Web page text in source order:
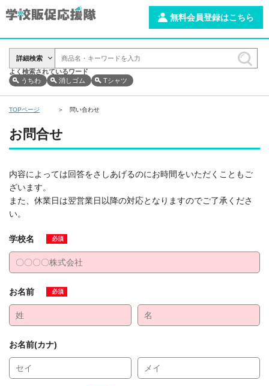
無料会員登録はこちら
詳細検索
よく検索されているワード
うちわ
消しゴム Tシャツ
TOPページ 問い合わせ
お問合せ
内容によっては回答をさしあげるのにお時間をいただくこともご
ざいます。
また、休業日は翌営業日以降の対応となりますのでご了承くださ
い。
学校名 必須
お名前 必須
お名前(カナ)